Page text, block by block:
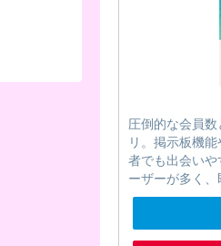
圧倒的な会員
リ。掲示板機
者でも出会い
ーザーが多く、